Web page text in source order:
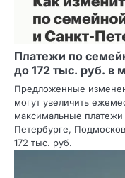
Платежи по
до 172 тыс. руб. в
Предложенные
могут увеличить
максимальные
Петербурге,
172 тыс. руб.